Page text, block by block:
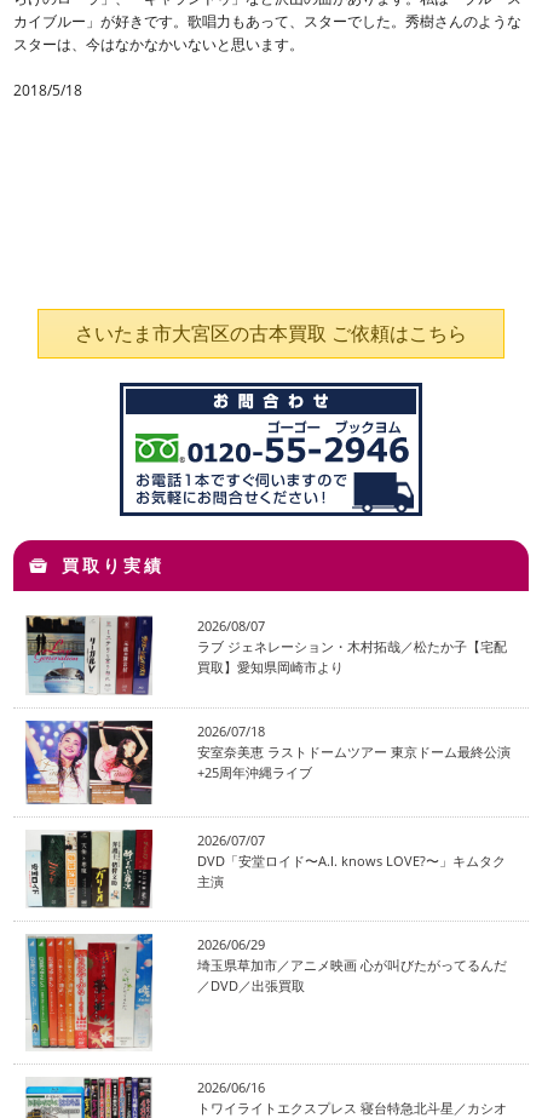
カイブルー」が好きです。歌唱力もあって、スターでした。秀樹さんのような
スターは、今はなかなかいないと思います。
2018/5/18
さいたま市大宮区の古本買取 ご依頼はこちら
買取り実績
2026/08/07
ラブ ジェネレーション・木村拓哉／松たか子【宅配
買取】愛知県岡崎市より
2026/07/18
安室奈美恵 ラストドームツアー 東京ドーム最終公演
+25周年沖縄ライブ
2026/07/07
DVD「安堂ロイド〜A.I. knows LOVE?〜」キムタク
主演
2026/06/29
埼玉県草加市／アニメ映画 心が叫びたがってるんだ
／DVD／出張買取
2026/06/16
トワイライトエクスプレス 寝台特急北斗星／カシオ